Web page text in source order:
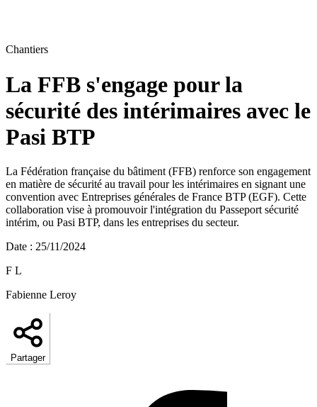
Chantiers
La FFB s'engage pour la
sécurité des intérimaires avec le
Pasi BTP
La Fédération française du bâtiment (FFB) renforce son engagement
en matière de sécurité au travail pour les intérimaires en signant une
convention avec Entreprises générales de France BTP (EGF). Cette
collaboration vise à promouvoir l'intégration du Passeport sécurité
intérim, ou Pasi BTP, dans les entreprises du secteur.
Date : 25/11/2024
F L
Fabienne Leroy
Partager